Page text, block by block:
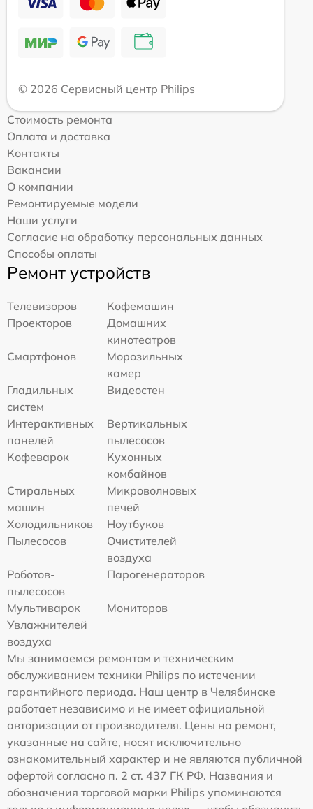
© 2026 Сервисный центр Philips
Стоимость ремонта
Оплата и доставка
Контакты
Вакансии
О компании
Ремонтируемые модели
Наши услуги
Согласие на обработку персональных данных
Способы оплаты
Ремонт устройств
Телевизоров
Кофемашин
Проекторов
Домашних
кинотеатров
Смартфонов
Морозильных
камер
Гладильных
систем
Видеостен
Интерактивных
панелей
Вертикальных
пылесосов
Кофеварок
Кухонных
комбайнов
Стиральных
машин
Микроволновых
печей
Холодильников
Ноутбуков
Пылесосов
Очистителей
воздуха
Роботов-
пылесосов
Парогенераторов
Мультиварок
Мониторов
Увлажнителей
воздуха
Мы занимаемся ремонтом и техническим
обслуживанием техники Philips по истечении
гарантийного периода. Наш центр в Челябинске
работает независимо и не имеет официальной
авторизации от производителя. Цены на ремонт,
указанные на сайте, носят исключительно
ознакомительный характер и не являются публичной
офертой согласно п. 2 ст. 437 ГК РФ. Названия и
обозначения торговой марки Philips упоминаются